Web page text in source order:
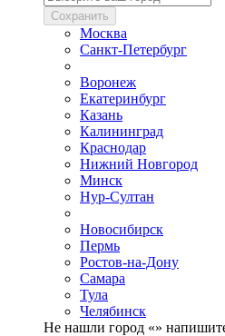
Сохранить
Москва
Санкт-Петербург
Воронеж
Екатеринбург
Казань
Калининград
Краснодар
Нижний Новгород
Минск
Нур-Султан
Новосибирск
Пермь
Ростов-на-Дону
Самара
Тула
Челябинск
Не нашли город «»